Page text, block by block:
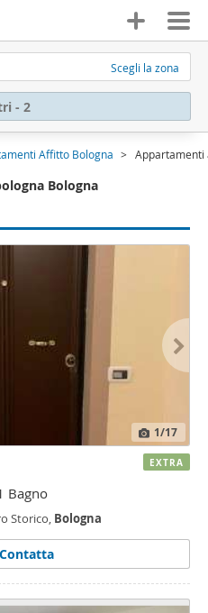
Scegli la zona
- 2
Affitto Bologna Appartamenti
Bologna
1/17
Bagno
Storico, Bologna
Contatta
EXTRA